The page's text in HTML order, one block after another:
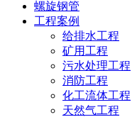
螺旋钢管
工程案例
给排水工程
矿用工程
污水处理工程
消防工程
化工流体工程
天然气工程